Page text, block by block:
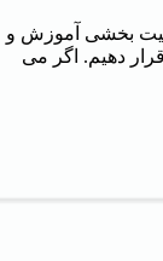
بخشی آموزش و
دهیم. اگر می